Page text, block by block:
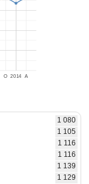
2014
O A
1 080
1 105
1 116
1 116
1 139
1 129